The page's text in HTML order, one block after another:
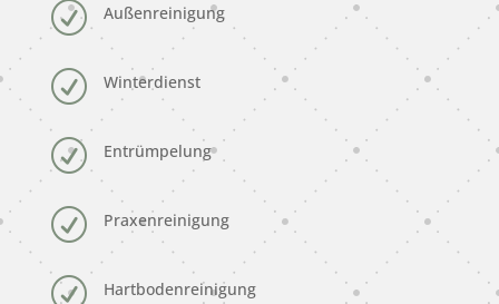
R Außenreinigung
R Winterdienst
R Entrümpelung
R Praxenreinigung
R Hartbodenreinigung